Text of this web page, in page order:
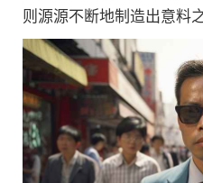
则源源不断地制造出意料